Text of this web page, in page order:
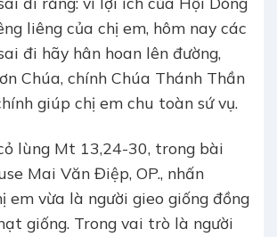
liêng của chị em, hôm nay các
đi hãy hân hoan lên đường,
Chúa, chính Chúa Thánh Thần
giúp chị em chu toàn sứ vụ.
lùng Mt 13,24-30, trong bài
Mai Văn Điệp, OP., nhấn
em vừa là người gieo giống đồng
giống. Trong vai trò là người